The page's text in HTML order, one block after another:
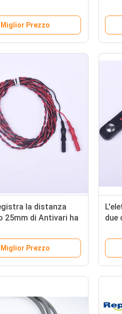
Miglior Prezzo
la distanza
25mm di Antivari ha
Miglior Prezzo
due